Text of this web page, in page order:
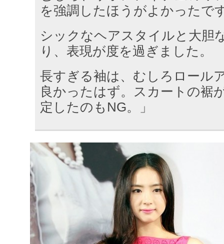
を強調したほうがよかったで
シックなヘアスタイルと大胆
り、表現が度を過ぎました。
長すぎる袖は、むしろロール
良かったはず。スカートの裾
定したのもNG。」